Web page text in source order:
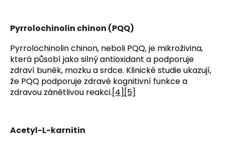
Pyrrolochinolin chinon (PQQ)
Pyrrolochinolin chinon, neboli PQQ, je mikroživina,
která působí jako silný antioxidant a podporuje
zdraví buněk, mozku a srdce. Klinické studie ukazují,
že PQQ podporuje zdravé kognitivní funkce a
zdravou zánětlivou reakci.[4] [5]
Acetyl-L-karnitin